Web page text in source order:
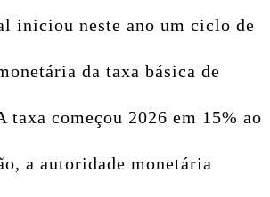
iniciou neste ano um ciclo de
da taxa básica de
taxa começou 2026 em 15% ao
a autoridade monetária